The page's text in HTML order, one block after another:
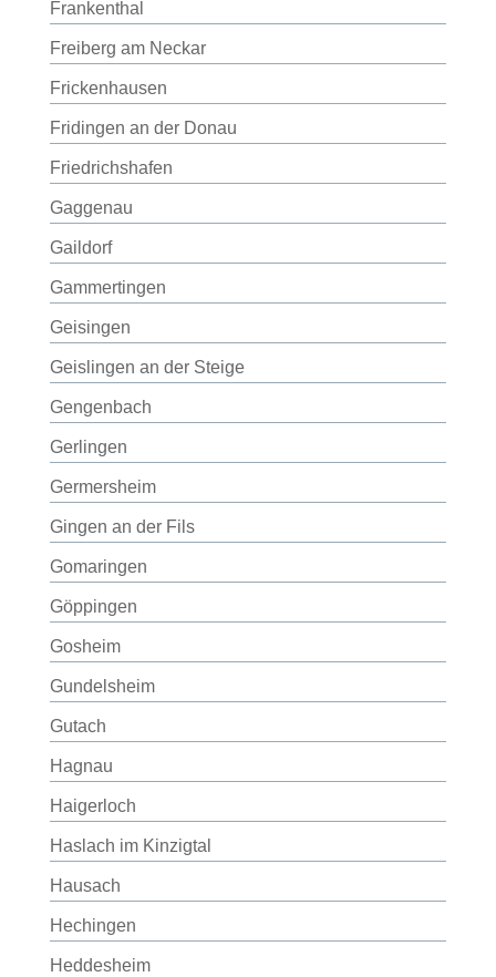
Frankenthal
Freiberg am Neckar
Frickenhausen
Fridingen an der Donau
Friedrichshafen
Gaggenau
Gaildorf
Gammertingen
Geisingen
Geislingen an der Steige
Gengenbach
Gerlingen
Germersheim
Gingen an der Fils
Gomaringen
Göppingen
Gosheim
Gundelsheim
Gutach
Hagnau
Haigerloch
Haslach im Kinzigtal
Hausach
Hechingen
Heddesheim